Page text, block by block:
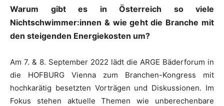
Warum gibt es in Österreich so viele
Nichtschwimmer:innen & wie geht die Branche mit
den steigenden Energiekosten um?
Am 7. & 8. September 2022 lädt die ARGE Bäderforum in
die HOFBURG Vienna zum Branchen-Kongress mit
hochkarätig besetzten Vorträgen und Diskussionen. Im
Fokus stehen aktuelle Themen wie unberechenbare